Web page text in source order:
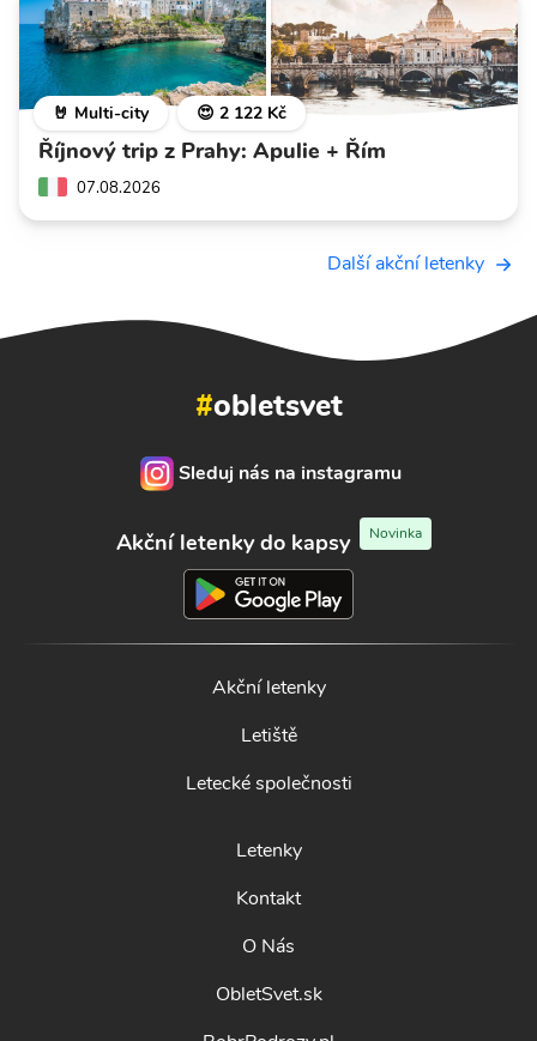
🤘 Multi-city 😍 2 122 Kč
Říjnový trip z Prahy: Apulie + Řím
07.08.2026
Další akční letenky
#obletsvet
Sleduj nás na instagramu
Akční letenky do kapsy Novinka
Akční letenky
Letiště
Letecké společnosti
Letenky
Kontakt
O Nás
ObletSvet.sk